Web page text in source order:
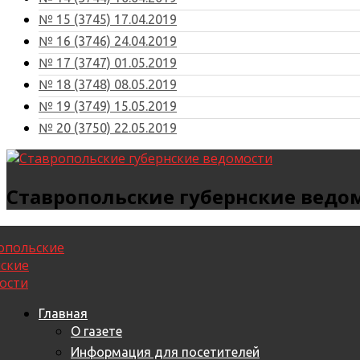
№ 15 (3745) 17.04.2019
№ 16 (3746) 24.04.2019
№ 17 (3747) 01.05.2019
№ 18 (3748) 08.05.2019
№ 19 (3749) 15.05.2019
№ 20 (3750) 22.05.2019
Ставропольские губернские
Главная
О газете
Информация для посетителей